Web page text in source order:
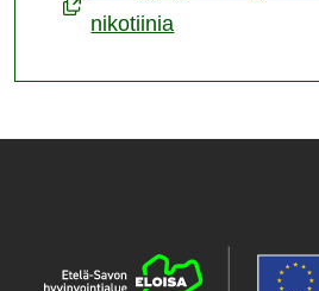
nikotiinia